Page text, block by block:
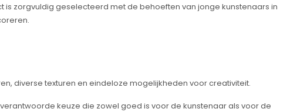
zorgvuldig geselecteerd met de behoeften van jonge kunstenaars in
diverse texturen en eindeloze mogelijkheden voor creativiteit.
keuze die zowel goed is voor de kunstenaar als voor de